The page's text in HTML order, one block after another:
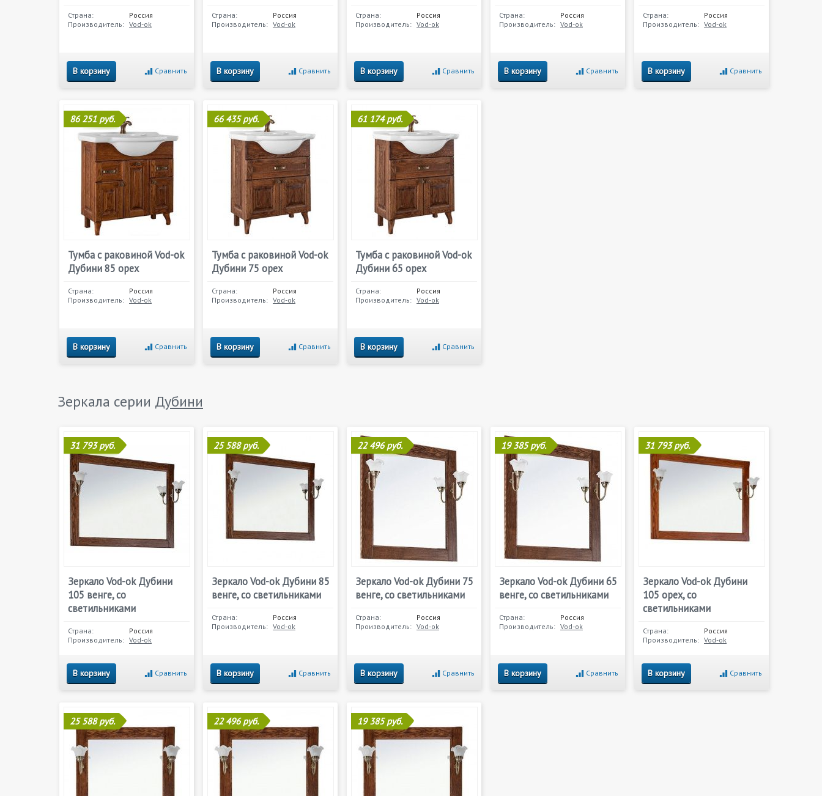
Страна:
Россия
Производитель: Vod-ok
В корзину Сравнить
Страна:
Россия
Производитель: Vod-ok
В корзину Сравнить
Страна:
Россия
Производитель: Vod-ok
В корзину Сравнить
Страна:
Россия
Производитель: Vod-ok
В корзину Сравнить
Страна:
Россия
Производитель: Vod-ok
В корзину Сравнить
86 251 руб.
Тумба с раковиной Vod-ok
Дубини 85 орех
Страна:
Россия
Производитель: Vod-ok
В корзину Сравнить
66 435 руб.
Тумба с раковиной Vod-ok
Дубини 75 орех
Страна:
Россия
Производитель: Vod-ok
В корзину Сравнить
61 174 руб.
Тумба с раковиной Vod-ok
Дубини 65 орех
Страна:
Россия
Производитель: Vod-ok
В корзину Сравнить
Зеркала серии Дубини
31 793 руб.
Зеркало Vod-ok Дубини
105 венге, со
светильниками
Страна:
Россия
Производитель: Vod-ok
В корзину Сравнить
25 588 руб.
Зеркало Vod-ok Дубини 85
венге, со светильниками
Страна:
Россия
Производитель: Vod-ok
В корзину Сравнить
22 496 руб.
Зеркало Vod-ok Дубини 75
венге, со светильниками
Страна:
Россия
Производитель: Vod-ok
В корзину Сравнить
19 385 руб.
Зеркало Vod-ok Дубини 65
венге, со светильниками
Страна:
Россия
Производитель: Vod-ok
В корзину Сравнить
31 793 руб.
Зеркало Vod-ok Дубини
105 орех, со
светильниками
Страна:
Россия
Производитель: Vod-ok
В корзину Сравнить
25 588 руб. 22 496 руб. 19 385 руб.